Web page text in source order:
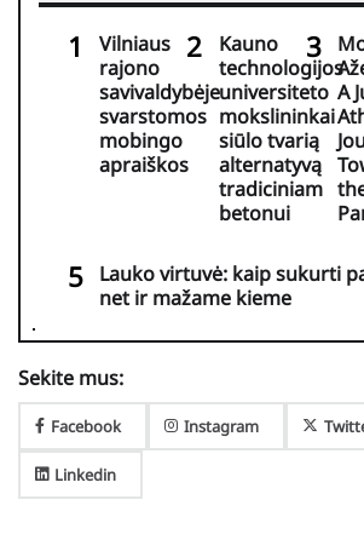
Vilniaus
rajono
savivaldybėje
svarstomos
mobingo
apraiškos
Kauno
technologijos
universiteto
mokslininkai
siūlo tvarią
alternatyvą
tradiciniam
betonui
A
Lauko virtuvė: kaip sukurti
net ir mažame kieme
Sekite mus:
Facebook Instagram
Linkedin